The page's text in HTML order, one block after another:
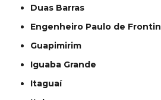
Duas Barras
Engenheiro Paulo de Frontin
Guapimirim
Iguaba Grande
Itaguaí